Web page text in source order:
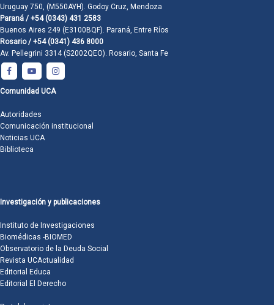
Uruguay 750, (M550AYH). Godoy Cruz, Mendoza
Paraná / +54 (0343) 431 2583
Buenos Aires 249 (E3100BQF). Paraná, Entre Ríos
Rosario / +54 (0341) 436 8000
Av. Pellegrini 3314 (S2002QEO). Rosario, Santa Fe
Comunidad UCA
Autoridades
Comunicación institucional
Noticias UCA
Biblioteca
Investigación y publicaciones
Instituto de Investigaciones
Biomédicas -BIOMED
Observatorio de la Deuda Social
Revista UCActualidad
Editorial Educa
Editorial El Derecho